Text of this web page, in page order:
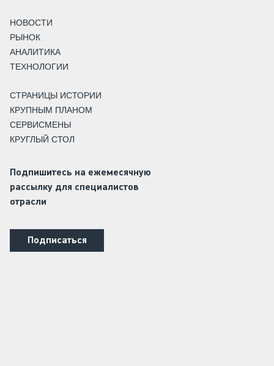
НОВОСТИ
РЫНОК
АНАЛИТИКА
ТЕХНОЛОГИИ
СТРАНИЦЫ ИСТОРИИ
КРУПНЫМ ПЛАНОМ
СЕРВИСМЕНЫ
КРУГЛЫЙ СТОЛ
Подпишитесь на ежемесячную
рассылку для специалистов
отрасли
Подписаться